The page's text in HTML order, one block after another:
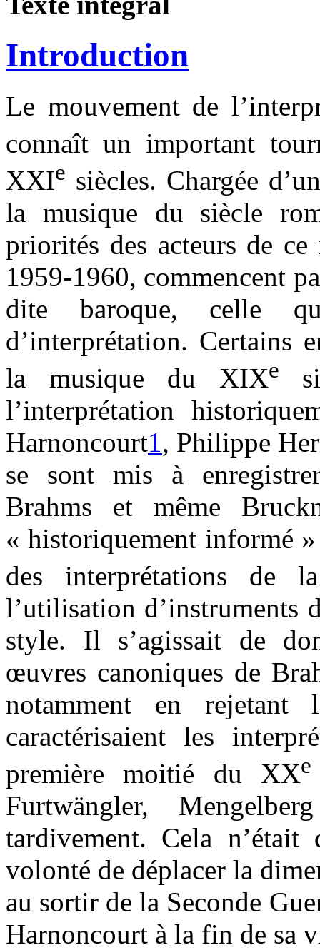
Introduction
Le mouvement de
connaît un important
XXIe siècles. Chargée
la musique du siècle
priorités des acteurs de
1959-1960, commencent
dite baroque, celle
d’interprétation. Certains
la musique du XIXe
l’interprétation
Harnoncourt1, Philippe
se sont mis à
Brahms et même
« historiquement informé
des interprétations de
l’utilisation d’instruments
style. Il s’agissait de
œuvres canoniques de
notamment en
caractérisaient les
première moitié du XXe
Furtwängler,
tardivement. Cela n’était
volonté de déplacer la
au sortir de la Seconde
Harnoncourt à la fin de sa